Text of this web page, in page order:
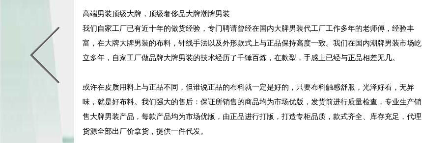
高端男装顶级大牌，顶级奢侈品大牌潮牌男装
我们自家工厂已有近十年的做货经验，专门聘请曾经在国内大牌男装代工厂工作多年的老师傅，经验丰
富，在大牌大牌男装的布料，针线手法以及外形款式上与正品保持高度一致。我们在国内潮牌男装市场屹
立多年，自家工厂做品牌大牌男装的技术经历了千锤百炼，在款型，手感上已经与正品相差无几。
或许在皮质用料上与正品不同，但谁说正品的布料就一定是好的，只要布料触感舒服，光泽好看，无异
味，就是好布料。我们强大的售后：保证所销售的商品均为市场优版，发货前进行质量检查，专业生产销
售大牌男装产品，每款产品均为市场优版，由正品进行打版，打造专柜品质，款式齐全、库存充足，代理
货源全部出厂价拿货，提供一件代发。